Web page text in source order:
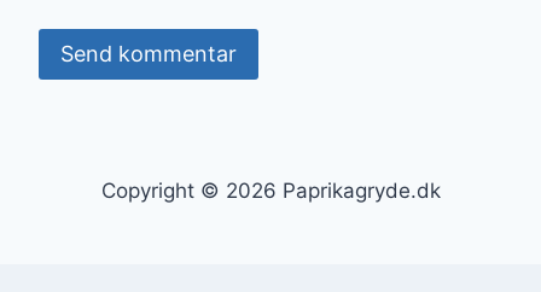
Copyright © 2026 Paprikagryde.dk